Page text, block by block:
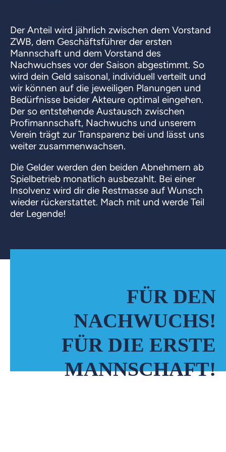
Der Anteil wird jährlich zwischen dem Vorstand
ZWB, dem Geschäftsführer der ersten
Mannschaft und dem Vorstand des
Nachwuchses vor der Saison abgestimmt. So
wird dein Geld saisonal, individuell verteilt und
wir können auf die jeweiligen Planungen und
Bedürfnisse beider Akteure optimal eingehen.
Der so entstehende Austausch zwischen
Profimannschaft, Nachwuchs und unserem
Verein trägt zur Transparenz bei und lässt uns
weiter zusammenwachsen.
Die Gelder werden den beiden Abnehmern ab
Spielbetrieb monatlich ausbezahlt. Bei einer
Insolvenz wird dir die Restmasse auf Wunsch
wieder rückerstattet. Mach mit und werde Teil
der Legende!
FÜR DEN
NACHWUCHS!
FÜR DIE ERSTE
MANNSCHAFT!